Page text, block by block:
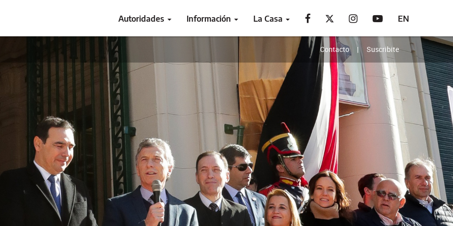
Autoridades Información La Casa EN
Contacto Suscribite